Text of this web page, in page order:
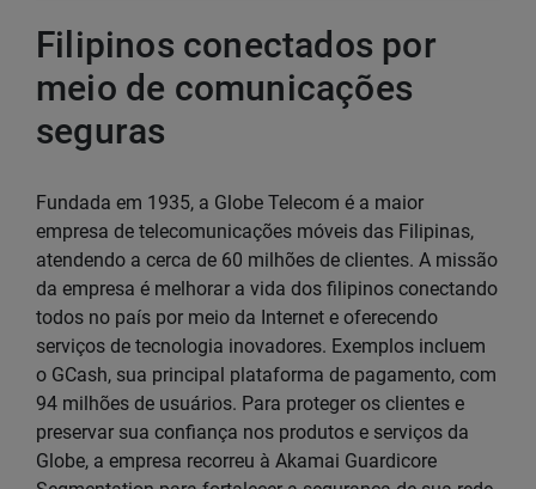
Filipinos conectados por
meio de comunicações
seguras
Fundada em 1935, a Globe Telecom é a maior
empresa de telecomunicações móveis das Filipinas,
atendendo a cerca de 60 milhões de clientes. A missão
da empresa é melhorar a vida dos filipinos conectando
todos no país por meio da Internet e oferecendo
serviços de tecnologia inovadores. Exemplos incluem
o GCash, sua principal plataforma de pagamento, com
94 milhões de usuários. Para proteger os clientes e
preservar sua confiança nos produtos e serviços da
Globe, a empresa recorreu à Akamai Guardicore